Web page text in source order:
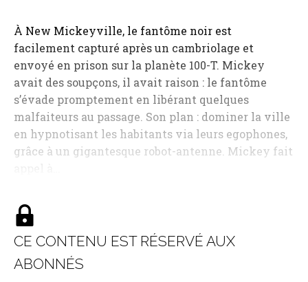
À New Mickeyville, le fantôme noir est
facilement capturé après un cambriolage et
envoyé en prison sur la planète 100-T. Mickey
avait des soupçons, il avait raison : le fantôme
s’évade promptement en libérant quelques
malfaiteurs au passage. Son plan : dominer la ville
en hypnotisant les habitants via leurs egophones,
grâce à un gigantesque robot-antenne. Mickey fait
CE CONTENU EST RÉSERVÉ AUX
ABONNÉS